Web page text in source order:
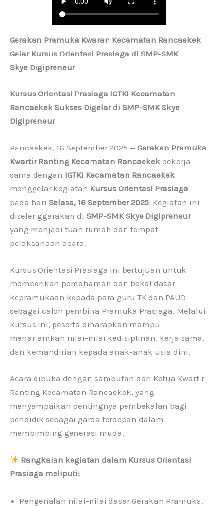
Gerakan Pramuka Kwaran Kecamatan Rancaekek
Gelar Kursus Orientasi Prasiaga di SMP-SMK
Skye Digipreneur
Kursus Orientasi Prasiaga IGTKI Kecamatan
Rancaekek Sukses Digelar di SMP-SMK Skye
Digipreneur
Rancaekek, 16 September 2025 — Gerakan Pramuka
Kwartir Ranting Kecamatan Rancaekek bekerja
sama dengan IGTKI Kecamatan Rancaekek
menggelar kegiatan Kursus Orientasi Prasiaga
pada hari Selasa, 16 September 2025. Kegiatan ini
diselenggarakan di SMP-SMK Skye Digipreneur
yang menjadi tuan rumah dan tempat
pelaksanaan acara.
Kursus Orientasi Prasiaga ini bertujuan untuk
memberikan pemahaman dan bekal dasar
kepramukaan kepada para guru TK dan PAUD
sebagai calon pembina Pramuka Prasiaga. Melalui
kursus ini, peserta diharapkan mampu
menanamkan nilai-nilai kedisiplinan, kerja sama,
dan kemandirian kepada anak-anak usia dini.
Acara dibuka dengan sambutan dari Ketua Kwartir
Ranting Kecamatan Rancaekek, yang
menyampaikan pentingnya pembekalan bagi
pendidik sebagai garda terdepan dalam
membimbing generasi muda.
Rangkaian kegiatan dalam Kursus Orientasi
Prasiaga meliputi:
Pengenalan nilai-nilai dasar Gerakan Pramuka.